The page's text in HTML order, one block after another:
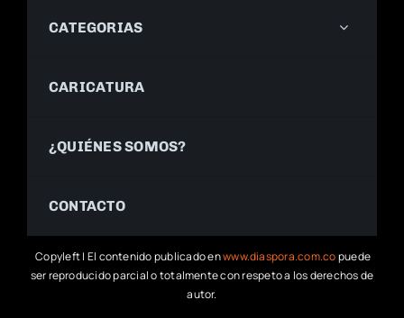
CATEGORIAS
CARICATURA
¿QUIÉNES SOMOS?
CONTACTO
Copyleft | El contenido publicado enwww.diaspora.com.copuede
ser reproducido parcial o totalmente con respeto a los derechos de
autor.